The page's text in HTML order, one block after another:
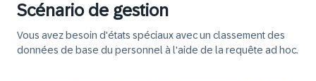
Scénario de gestion
Vous avez besoin d'états spéciaux avec un classement des
données de base du personnel à l'aide de la requête ad hoc.